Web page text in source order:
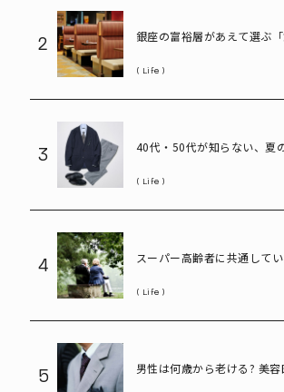
2
銀座の富裕層があえて選ぶ
Life
3
40代・50代が知らない、夏
Life
4
スーパー高齢者に共通して
Life
5
男性は何歳から老ける? 美